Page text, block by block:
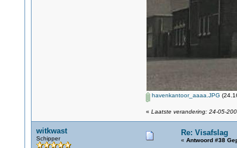
havenkantoor_aaaa.JPG
« Laatste verandering: 24-05-
witkwast
Schipper
Re: Visafslag
« Antwoord #38